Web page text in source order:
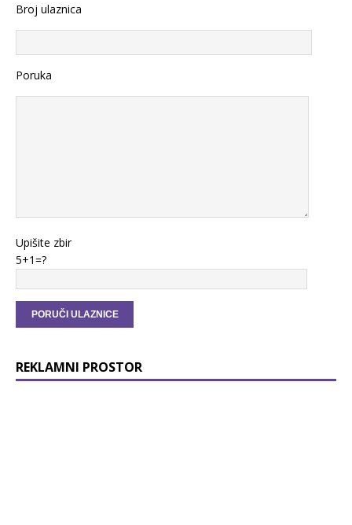
Broj ulaznica
Poruka
Upišite zbir
5+1=?
REKLAMNI PROSTOR